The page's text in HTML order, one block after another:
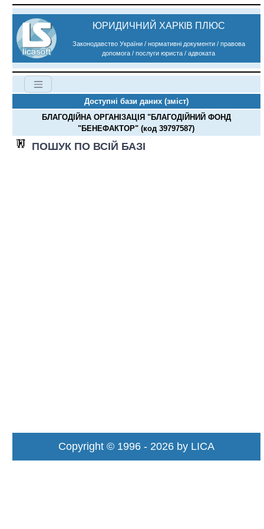
ЮРИДИЧНИЙ ХАРКІВ ПЛЮС
Законодавство України / нормативні документи / правова
допомога / послуги юриста / адвоката
Доступні бази даних (зміст)
БЛАГОДІЙНА ОРГАНІЗАЦІЯ "БЛАГОДІЙНИЙ ФОНД
"БЕНЕФАКТОР" (код 39797587)
ПОШУК ПО ВСІЙ БАЗІ
Copyright © 1996 - 2026 by LICA